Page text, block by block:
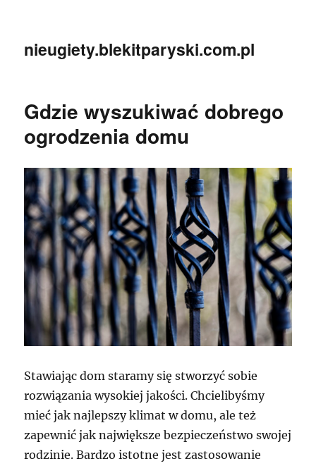
nieugiety.blekitparyski.com.pl
Gdzie wyszukiwać dobrego
ogrodzenia domu
Stawiając dom staramy się stworzyć sobie
rozwiązania wysokiej jakości. Chcielibyśmy
mieć jak najlepszy klimat w domu, ale też
zapewnić jak największe bezpieczeństwo swojej
rodzinie. Bardzo istotne jest zastosowanie